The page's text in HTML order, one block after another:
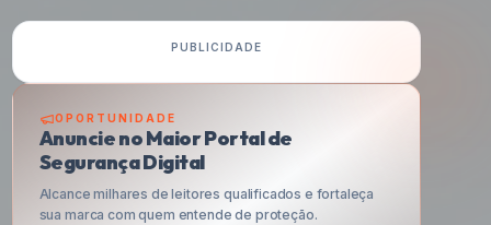
PUBLICIDADE
OPORTUNIDADE
Anuncie no Maior Portal de
Segurança Digital
Alcance milhares de leitores qualificados e fortaleça
sua marca com quem entende de proteção.